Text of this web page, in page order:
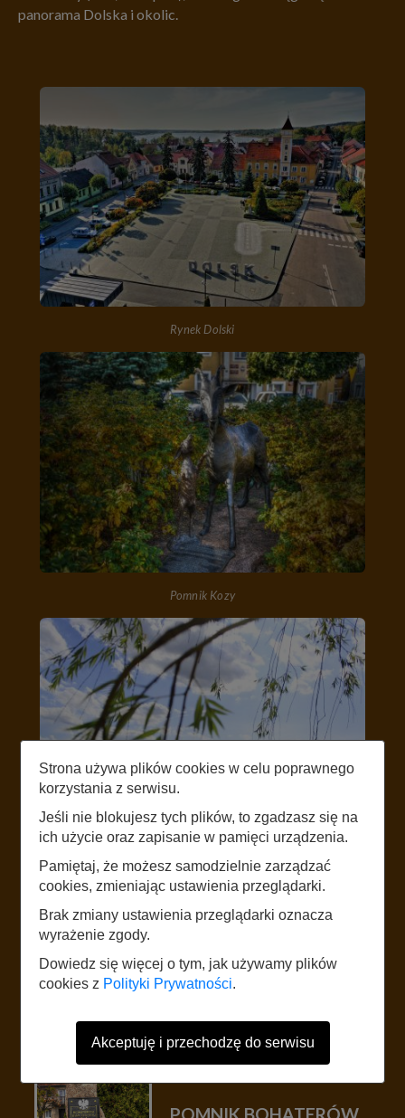
panorama Dolska i okolic.
Rynek Dolski
Pomnik Kozy
Jezioro Dolskie Wielkie
STRONA WWW
Strona używa plików cookies w celu poprawnego
korzystania z serwisu.
Jeśli nie blokujesz tych plików, to zgadzasz się na
ich użycie oraz zapisanie w pamięci urządzenia.
Pamiętaj, że możesz samodzielnie zarządzać
cookies, zmieniając ustawienia przeglądarki.
Brak zmiany ustawienia przeglądarki oznacza
wyrażenie zgody.
Dowiedz się więcej o tym, jak używamy plików
cookies z Polityki Prywatności.
Akceptuję i przechodzę do serwisu